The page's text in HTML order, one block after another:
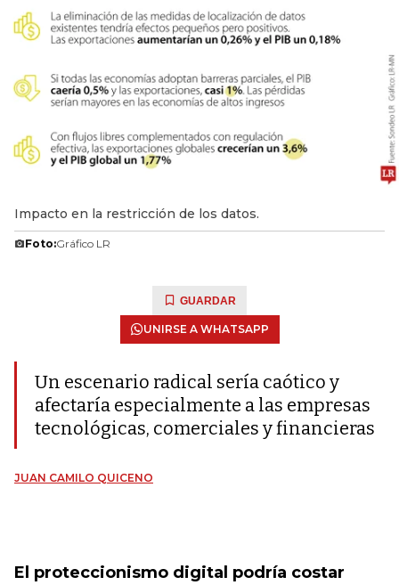
Impacto en la restricción de los datos.
Foto:Gráfico LR
GUARDAR
UNIRSE A WHATSAPP
Un escenario radical sería caótico y
afectaría especialmente a las empresas
tecnológicas, comerciales y financieras
JUAN CAMILO QUICENO
El proteccionismo digital podría costar